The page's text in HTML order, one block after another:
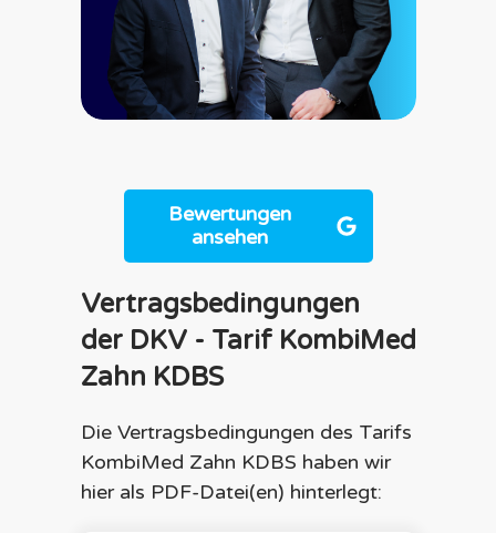
Bewertungen
ansehen
Vertragsbedingungen
der DKV- Tarif KombiMed
Zahn KDBS
Die Vertragsbedingungen des Tarifs
KombiMed Zahn KDBS haben wir
hier als PDF-Datei(en) hinterlegt: